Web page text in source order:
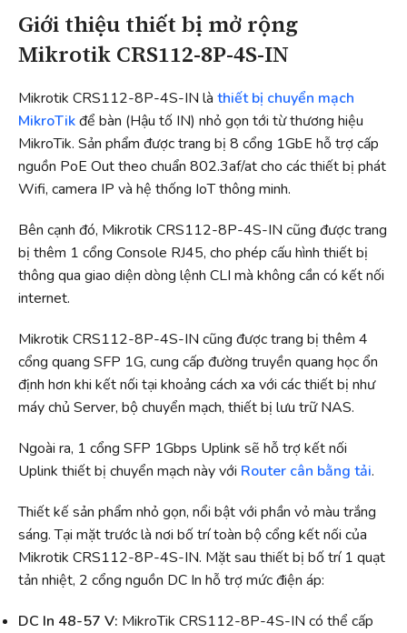
Giới thiệu thiết bị mở rộng
Mikrotik CRS112-8P-4S-IN
Mikrotik CRS112-8P-4S-IN là thiết bị chuyển mạch
MikroTikđể bàn (Hậu tố IN) nhỏ gọn tới từ thương hiệu
MikroTik. Sản phẩm được trang bị 8 cổng 1GbE hỗ trợ cấp
nguồn PoE Out theo chuẩn 802.3af/at cho các thiết bị phát
Wifi, camera IP và hệ thống IoT thông minh.
Bên cạnh đó, Mikrotik CRS112-8P-4S-IN cũng được trang
bị thêm 1 cổng Console RJ45, cho phép cấu hình thiết bị
thông qua giao diện dòng lệnh CLI mà không cần có kết nối
internet.
Mikrotik CRS112-8P-4S-IN cũng được trang bị thêm 4
cổng quang SFP 1G, cung cấp đường truyền quang học ổn
định hơn khi kết nối tại khoảng cách xa với các thiết bị như
máy chủ Server, bộ chuyển mạch, thiết bị lưu trữ NAS.
Ngoài ra, 1 cổng SFP 1Gbps Uplink sẽ hỗ trợ kết nối
Uplink thiết bị chuyển mạch này với Router cân bằng tải.
Thiết kế sản phẩm nhỏ gọn, nổi bật với phần vỏ màu trắng
sáng. Tại mặt trước là nơi bố trí toàn bộ cổng kết nối của
Mikrotik CRS112-8P-4S-IN. Mặt sau thiết bị bố trí 1 quạt
tản nhiệt, 2 cổng nguồn DC In hỗ trợ mức điện áp:
DC In 48-57 V: MikroTik CRS112-8P-4S-IN có thể cấp